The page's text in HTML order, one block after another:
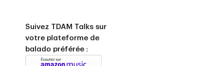
Suivez TDAM Talks sur
votre plateforme de
balado préférée :